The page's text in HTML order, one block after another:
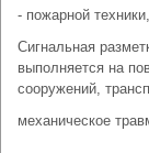
- пожарной
Сигнальная
выполняется на
сооружений,
механическое